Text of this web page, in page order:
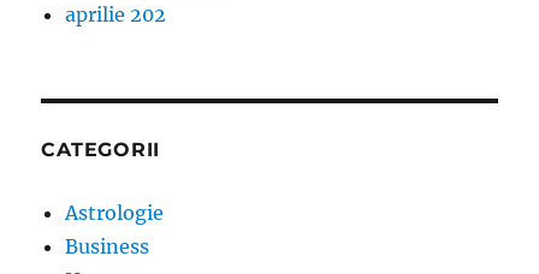
aprilie 202
CATEGORII
Astrologie
Business